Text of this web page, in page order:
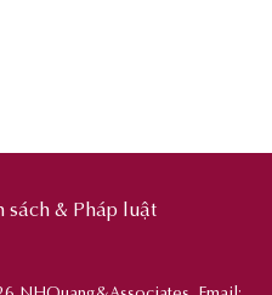
sách & Pháp luật